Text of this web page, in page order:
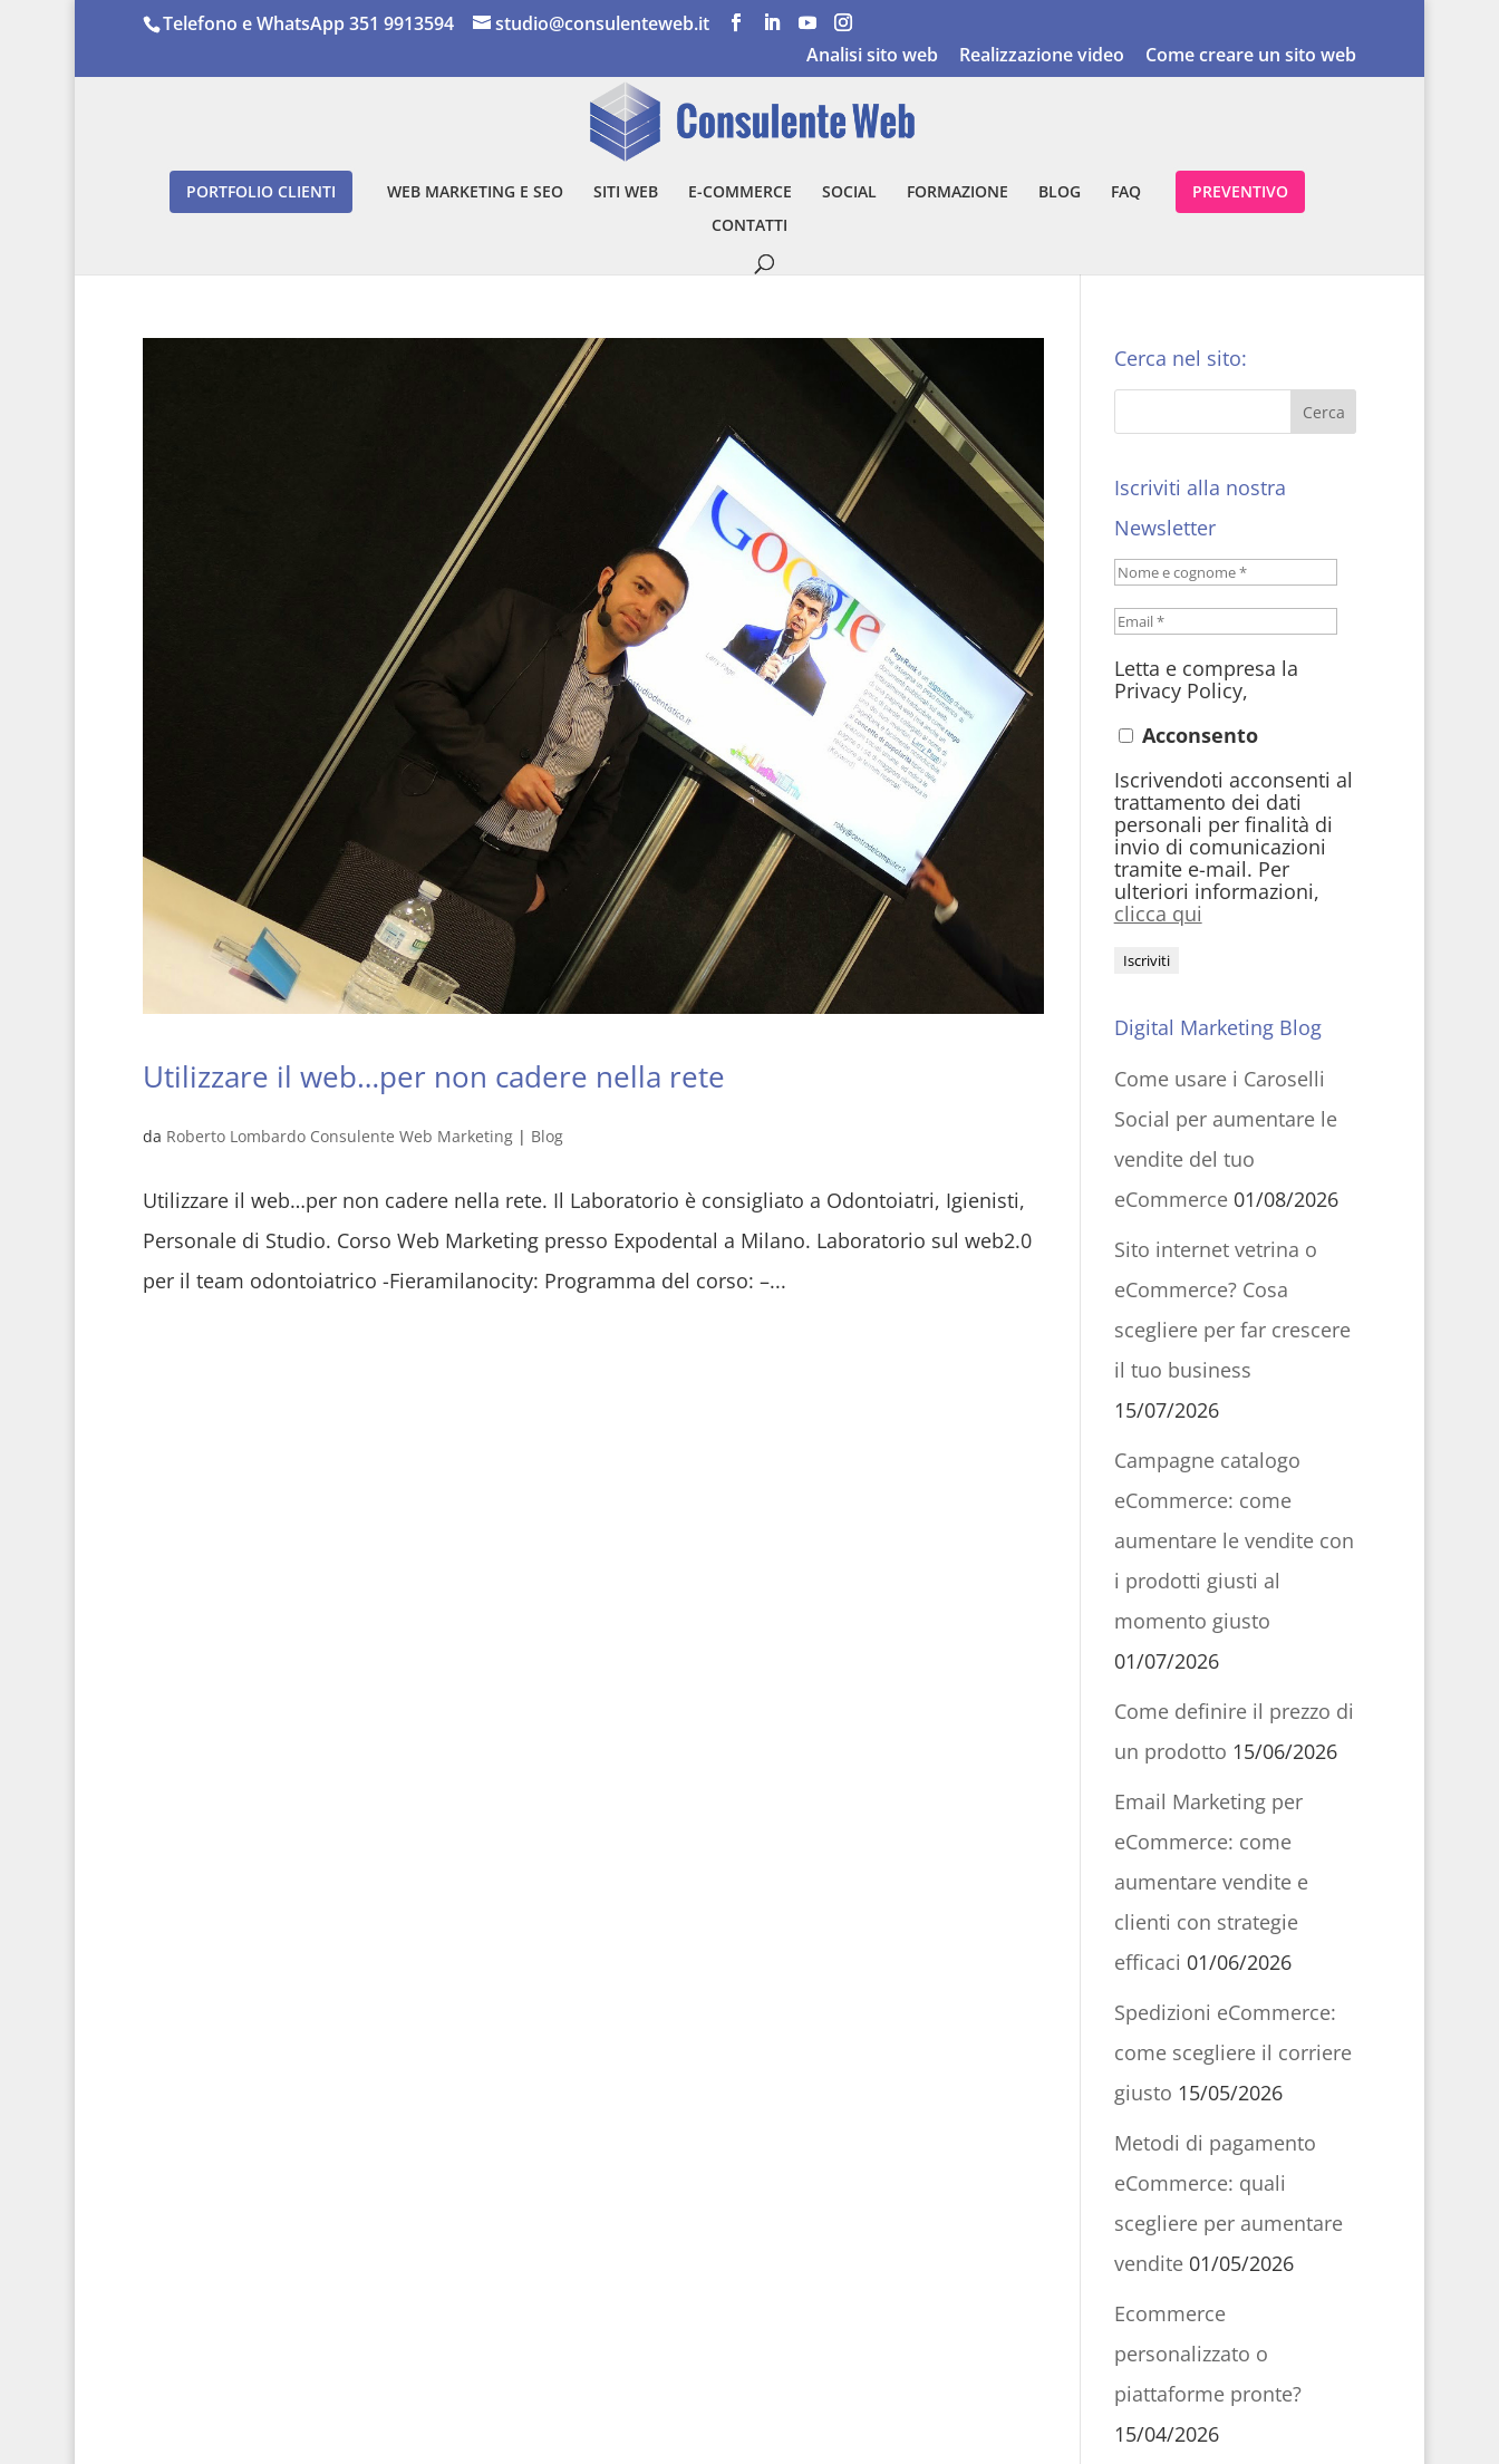
Telefono e WhatsApp 351 9913594
studio@consulenteweb.it
Analisi sito web
Realizzazione video Come creare un sito web
PORTFOLIO CLIENTI WEB MARKETING E SEO SITI WEB E-COMMERCE SOCIAL FORMAZIONE BLOG FAQ
PREVENTIVO
CONTATTI
Utilizzare il web…per non cadere nella rete
da Roberto Lombardo Consulente Web Marketing| Blog
Utilizzare il web…per non cadere nella rete. Il Laboratorio è consigliato a Odontoiatri, Igienisti,
Personale di Studio. Corso Web Marketing presso Expodental a Milano. Laboratorio sul web2.0
per il team odontoiatrico -Fieramilanocity: Programma del corso: –...
Cerca nel sito:
Iscriviti alla nostra
Newsletter
Letta e compresa la
Privacy Policy,
Acconsento
Iscrivendoti acconsenti al
trattamento dei dati
personali per finalità di
invio di comunicazioni
tramite e-mail. Per
ulteriori informazioni,
clicca qui
Digital Marketing Blog
Come usare i Caroselli
Social per aumentare le
vendite del tuo
eCommerce 01/08/2026
Sito internet vetrina o
eCommerce? Cosa
scegliere per far crescere
il tuo business
15/07/2026
Campagne catalogo
eCommerce: come
aumentare le vendite con
i prodotti giusti al
momento giusto
01/07/2026
Come definire il prezzo di
un prodotto 15/06/2026
Email Marketing per
eCommerce: come
aumentare vendite e
clienti con strategie
efficaci 01/06/2026
Spedizioni eCommerce:
come scegliere il corriere
giusto 15/05/2026
Metodi di pagamento
eCommerce: quali
scegliere per aumentare
vendite 01/05/2026
Ecommerce
personalizzato o
piattaforme pronte?
15/04/2026